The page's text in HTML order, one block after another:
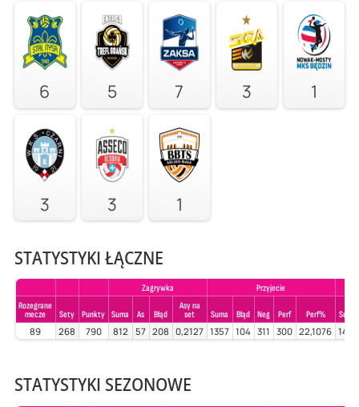
6 5 7 3 1
3 3 1
STATYSTYKI ŁĄCZNE
Zagrywka
Przyjecie
Rozegrane
mecze
Sety Punkty Suma As Błąd
Asy na
set
Suma Błąd Neg Perf Perf% Suma
89 268 790 812 57 208 0,2127 1357 104 311 300 22,1076 1401
STATYSTYKI SEZONOWE